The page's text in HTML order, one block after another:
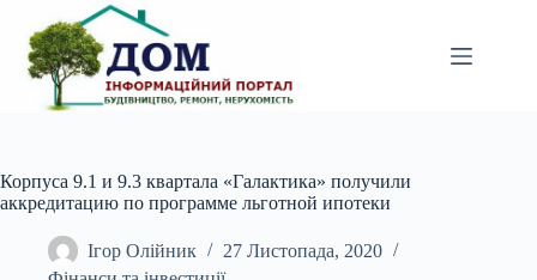
вмісту
Корпуса 9.1 и 9.3 квартала «Галактика» получили
аккредитацию по программе льготной ипотеки
Ігор Олійник
27 Листопада, 2020